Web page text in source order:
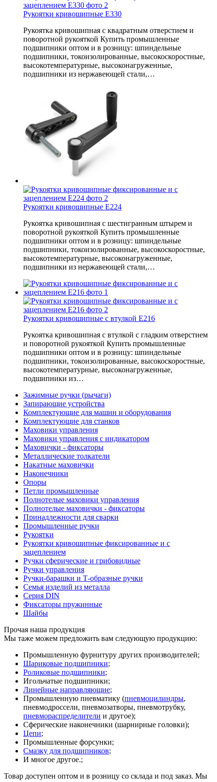
Рукоятки кривошипные E330
Рукоятка кривошипная с квадратным отверстием и
поворотной рукояткой Купить промышленные
подшипники оптом и в розницу: шпиндельные
подшипники, токоизолированные, высокоскоростные,
высокотемпературные, высоконагруженные,
подшипники из нержавеющей стали,…
Рукоятки кривошипные E224
Рукоятка кривошипная с шестигранным штырем и
поворотной рукояткой Купить промышленные
подшипники оптом и в розницу: шпиндельные
подшипники, токоизолированные, высокоскоростные,
высокотемпературные, высоконагруженные,
подшипники из нержавеющей стали,…
Рукоятки кривошипные с втулкой E216
Рукоятка кривошипная с втулкой с гладким отверстием
и поворотной рукояткой Купить промышленные
подшипники оптом и в розницу: шпиндельные
подшипники, токоизолированные, высокоскоростные,
высокотемпературные, высоконагруженные,
подшипники из…
Зажимные ручки (рычаги)
Запирающие устройства
Комплектующие для машин и оборудования
Комплектующие для станков
Маховики управления
Маховики управления с индикатором
Маховички - фиксаторы
Металлические толкатели
Накатные маховички
Наконечники
Опоры
Петли промышленные
Полнотелые маховики управления
Полнотелые маховички - фиксаторы
Принадлежности для сварки
Промышленные ручки
Рукоятки
Рукоятки кривошипные фиксированные и с
зацеплением
Ручки сферические и грибовидные
Ручки управления
Ручки-барашки и Т-образные ручки
Семья изделий из металла
Серия DIN
Фиксаторы пружинные
Шайбы
Прочая наша продукция
Мы таже можем предложить вам следующую продукцию:
Промышленную фурнитуру других производителей;
Шариковые подшипники;
Роликовые подшипники;
Игольчатые подшипники;
Линейные направляющие;
Промышленную пневматику (пневмоцилиндры,
пневмодроссели, пневмозатворы, пневмотрубку,
пневмораспределители и другое);
Сферические наконечники (шарнирные головки);
Цепи;
Промышленные форсунки;
Смазку для подшипников;
И многое другое.;
Товар доступен оптом и в розницу со склада и под заказ. Мы